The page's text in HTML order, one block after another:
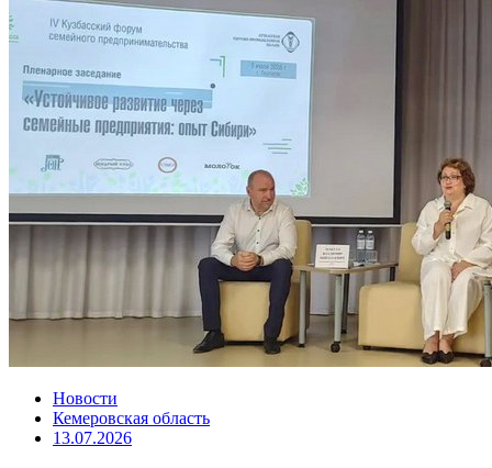
Новости
Кемеровская область
13.07.2026